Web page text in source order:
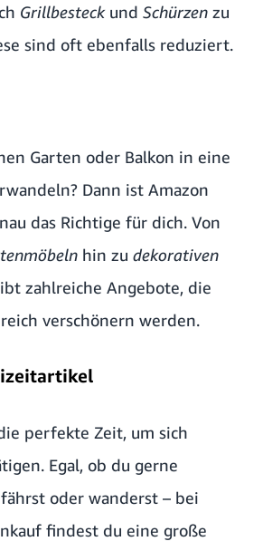
Grillbesteckund Schürzen zu
sind oft ebenfalls reduziert.
Garten oder Balkon in eine
Dann ist Amazon
das Richtige für dich. Von
hin zu dekorativen
zahlreiche Angebote, die
verschönern werden.
perfekte Zeit, um sich
Egal, ob du gerne
oder wanderst – bei
findest du eine große